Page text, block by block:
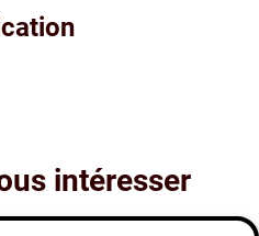
intéresser